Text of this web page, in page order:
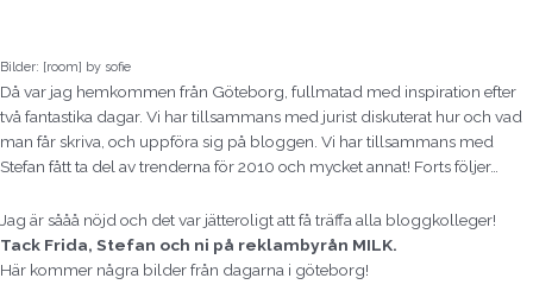
Bilder: [room] by sofie
Då var jag hemkommen från Göteborg, fullmatad med inspiration efter
två fantastika dagar. Vi har tillsammans med jurist diskuterat hur och vad
man får skriva, och uppföra sig på bloggen. Vi har tillsammans med
Stefan fått ta del av trenderna för 2010 och mycket annat! Forts följer…
Jag är sååå nöjd och det var jätteroligt att få träffa alla bloggkolleger!
Tack Frida, Stefan och ni på reklambyrån MILK.
Här kommer några bilder från dagarna i göteborg!